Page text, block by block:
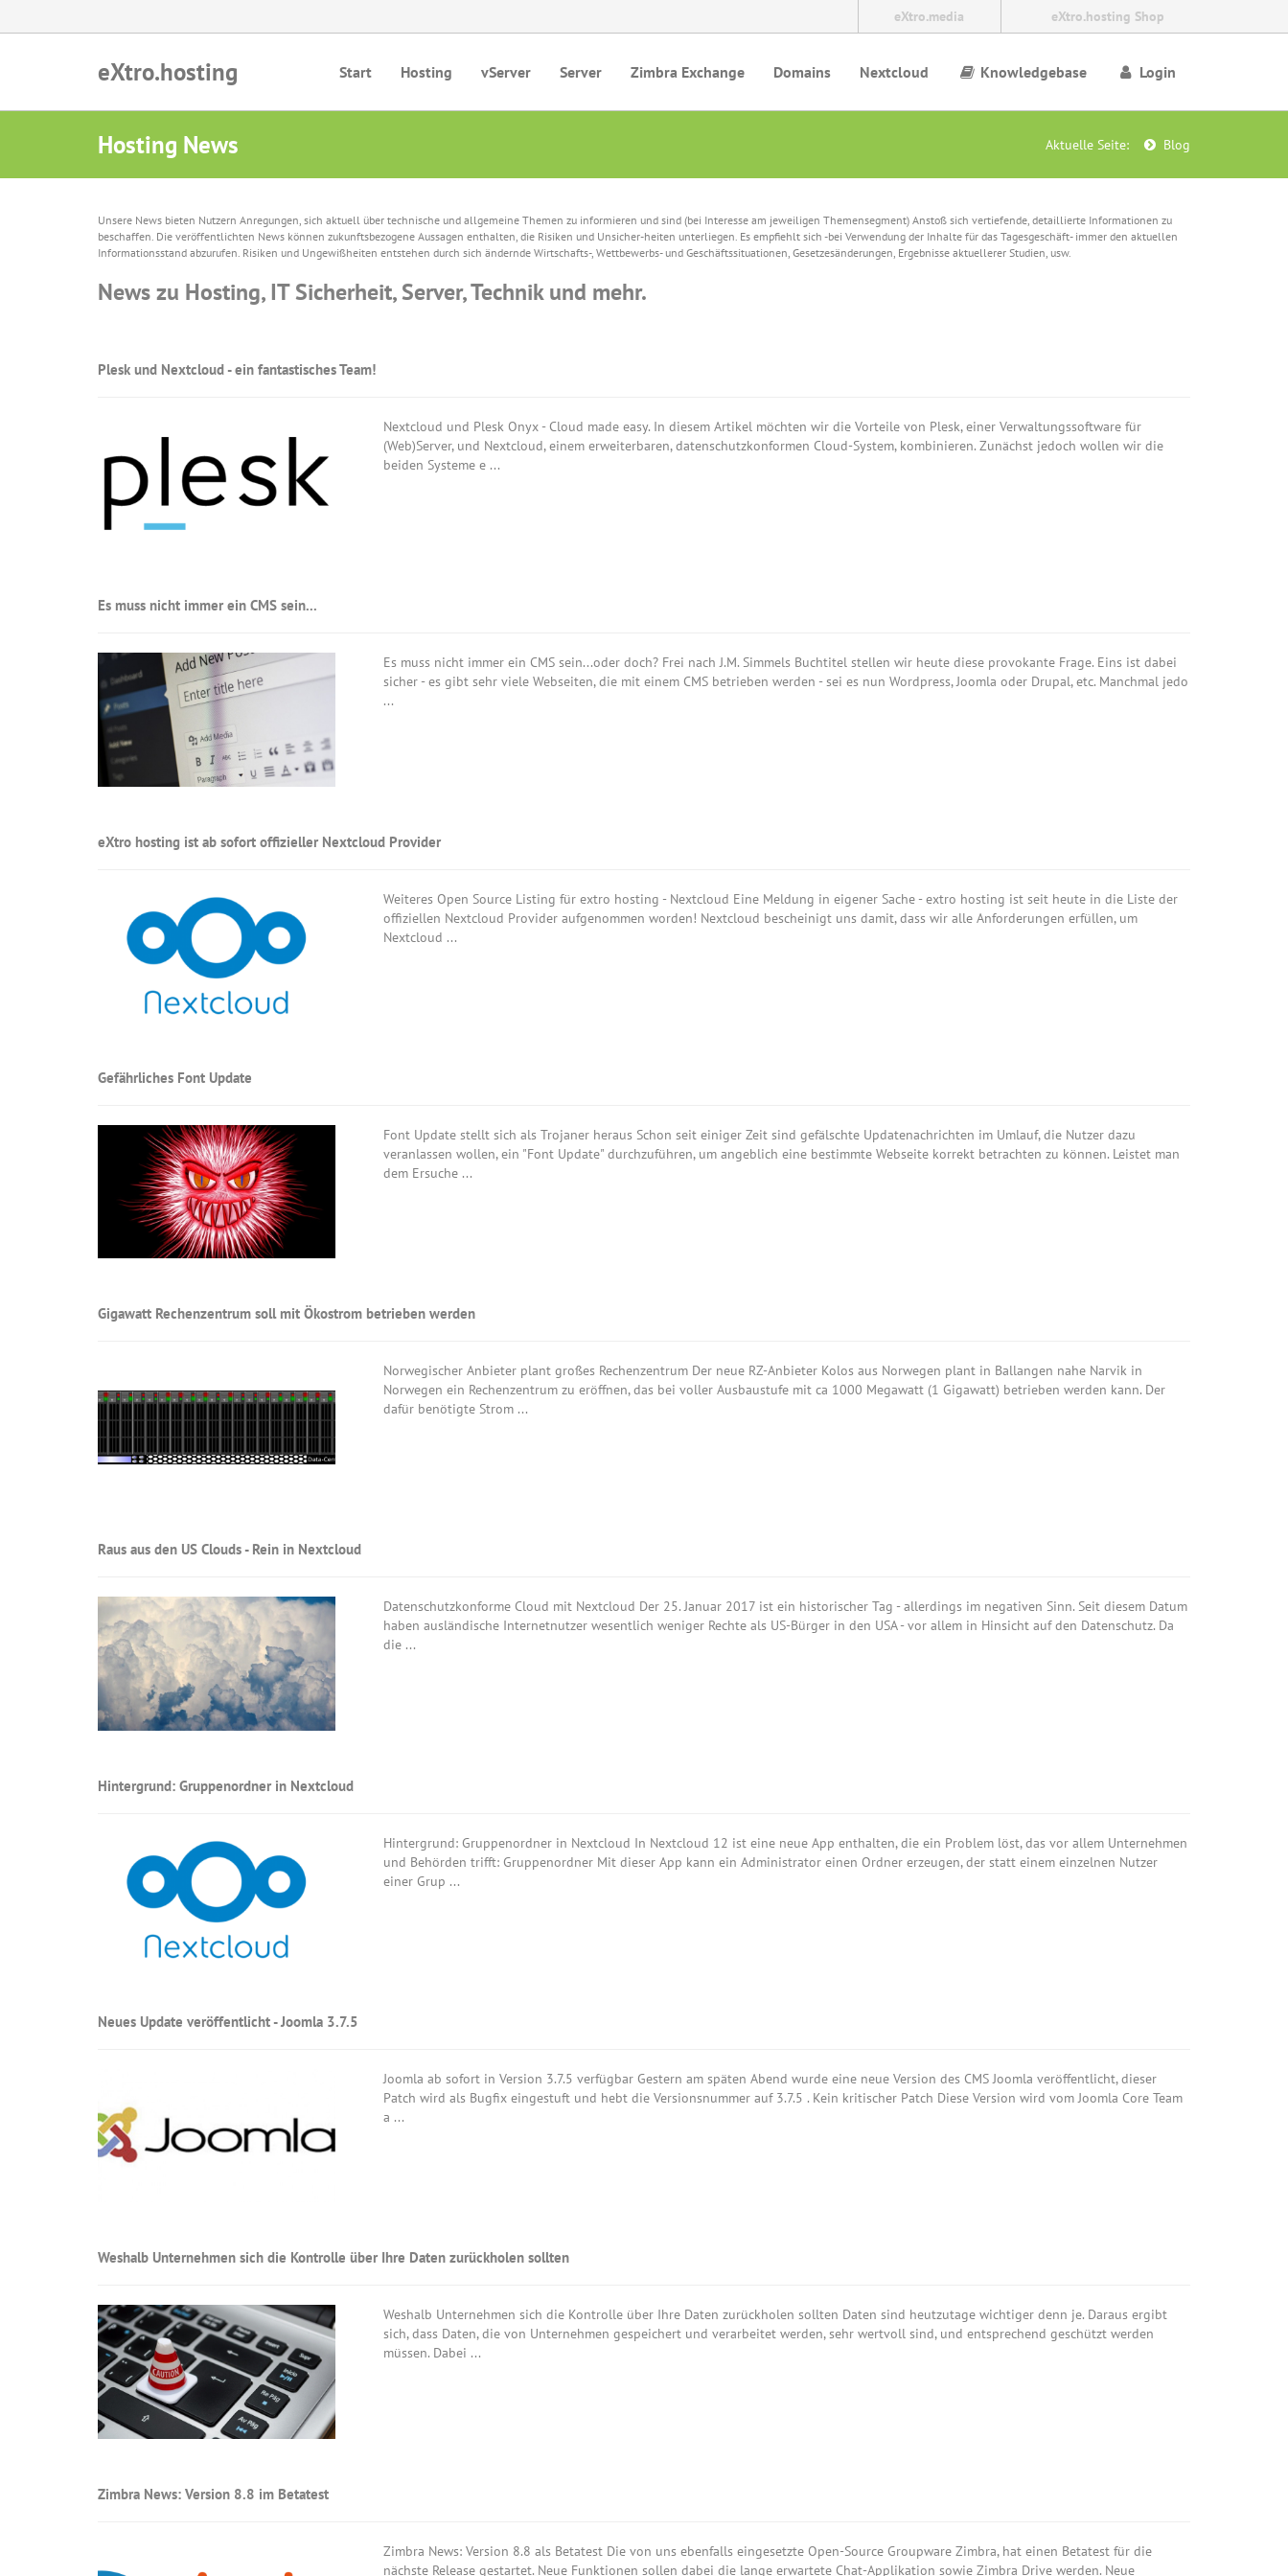
eXtro.media eXtro.hosting Shop
eXtro.hosting Start Hosting vServer Server Zimbra Exchange Domains Nextcloud Knowledgebase Login
Hosting News Aktuelle Seite: Blog
Unsere News bieten Nutzern Anregungen, sich aktuell über technische und allgemeine Themen zu informieren und sind (bei Interesse am jeweiligen Themensegment) Anstoß sich vertiefende, detaillierte Informationen zu
beschaffen. Die veröffentlichten News können zukunftsbezogene Aussagen enthalten, die Risiken und Unsicher-heiten unterliegen. Es empfiehlt sich -bei Verwendung der Inhalte für das Tagesgeschäft- immer den aktuellen
Informationsstand abzurufen. Risiken und Ungewißheiten entstehen durch sich ändernde Wirtschafts-, Wettbewerbs- und Geschäftssituationen, Gesetzesänderungen, Ergebnisse aktuellerer Studien, usw.
News zu Hosting, IT Sicherheit, Server, Technik und mehr.
Plesk und Nextcloud - ein fantastisches Team!
Nextcloud und Plesk Onyx - Cloud made easy. In diesem Artikel möchten wir die Vorteile von Plesk, einer Verwaltungssoftware für
(Web)Server, und Nextcloud, einem erweiterbaren, datenschutzkonformen Cloud-System, kombinieren. Zunächst jedoch wollen wir die
beiden Systeme e ...
Es muss nicht immer ein CMS sein...
Es muss nicht immer ein CMS sein...oder doch? Frei nach J.M. Simmels Buchtitel stellen wir heute diese provokante Frage. Eins ist dabei
sicher - es gibt sehr viele Webseiten, die mit einem CMS betrieben werden - sei es nun Wordpress, Joomla oder Drupal, etc. Manchmal jedo
...
eXtro hosting ist ab sofort offizieller Nextcloud Provider
Weiteres Open Source Listing für extro hosting - Nextcloud Eine Meldung in eigener Sache - extro hosting ist seit heute in die Liste der
offiziellen Nextcloud Provider aufgenommen worden! Nextcloud bescheinigt uns damit, dass wir alle Anforderungen erfüllen, um
Nextcloud ...
Gefährliches Font Update
Font Update stellt sich als Trojaner heraus Schon seit einiger Zeit sind gefälschte Updatenachrichten im Umlauf, die Nutzer dazu
veranlassen wollen, ein "Font Update" durchzuführen, um angeblich eine bestimmte Webseite korrekt betrachten zu können. Leistet man
dem Ersuche ...
Gigawatt Rechenzentrum soll mit Ökostrom betrieben werden
Norwegischer Anbieter plant großes Rechenzentrum Der neue RZ-Anbieter Kolos aus Norwegen plant in Ballangen nahe Narvik in
Norwegen ein Rechenzentrum zu eröffnen, das bei voller Ausbaustufe mit ca 1000 Megawatt (1 Gigawatt) betrieben werden kann. Der
dafür benötigte Strom ...
Raus aus den US Clouds - Rein in Nextcloud
Datenschutzkonforme Cloud mit Nextcloud Der 25. Januar 2017 ist ein historischer Tag - allerdings im negativen Sinn. Seit diesem Datum
haben ausländische Internetnutzer wesentlich weniger Rechte als US-Bürger in den USA - vor allem in Hinsicht auf den Datenschutz. Da
die ...
Hintergrund: Gruppenordner in Nextcloud
Hintergrund: Gruppenordner in Nextcloud In Nextcloud 12 ist eine neue App enthalten, die ein Problem löst, das vor allem Unternehmen
und Behörden trifft: Gruppenordner Mit dieser App kann ein Administrator einen Ordner erzeugen, der statt einem einzelnen Nutzer
einer Grup ...
Neues Update veröffentlicht - Joomla 3.7.5
Joomla ab sofort in Version 3.7.5 verfügbar Gestern am späten Abend wurde eine neue Version des CMS Joomla veröffentlicht, dieser
Patch wird als Bugfix eingestuft und hebt die Versionsnummer auf 3.7.5 . Kein kritischer Patch Diese Version wird vom Joomla Core Team
a ...
Weshalb Unternehmen sich die Kontrolle über Ihre Daten zurückholen sollten
Weshalb Unternehmen sich die Kontrolle über Ihre Daten zurückholen sollten Daten sind heutzutage wichtiger denn je. Daraus ergibt
sich, dass Daten, die von Unternehmen gespeichert und verarbeitet werden, sehr wertvoll sind, und entsprechend geschützt werden
müssen. Dabei ...
Zimbra News: Version 8.8 im Betatest
Zimbra News: Version 8.8 als Betatest Die von uns ebenfalls eingesetzte Open-Source Groupware Zimbra, hat einen Betatest für die
nächste Release gestartet. Neue Funktionen sollen dabei die lange erwartete Chat-Applikation sowie Zimbra Drive werden. Neue